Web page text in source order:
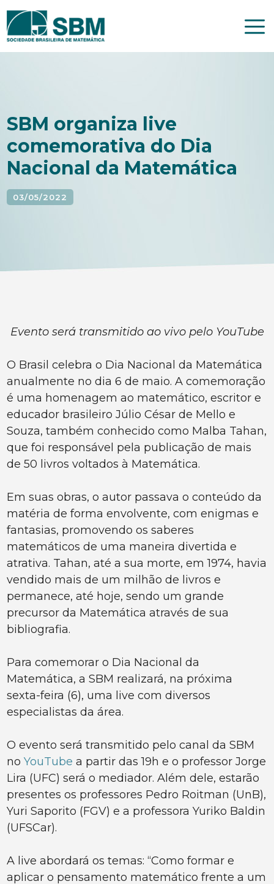
Pular
para
SBM organiza live
comemorativa do Dia
Nacional da Matemática
03/05/2022
Evento será transmitido ao vivo pelo YouTube
O Brasil celebra o Dia Nacional da Matemática
anualmente no dia 6 de maio. A comemoração
é uma homenagem ao matemático, escritor e
educador brasileiro Júlio César de Mello e
Souza, também conhecido como Malba Tahan,
que foi responsável pela publicação de mais
de 50 livros voltados à Matemática.
Em suas obras, o autor passava o conteúdo da
matéria de forma envolvente, com enigmas e
fantasias, promovendo os saberes
matemáticos de uma maneira divertida e
atrativa. Tahan, até a sua morte, em 1974, havia
vendido mais de um milhão de livros e
permanece, até hoje, sendo um grande
precursor da Matemática através de sua
bibliografia.
Para comemorar o Dia Nacional da
Matemática, a SBM realizará, na próxima
sexta-feira (6), uma live com diversos
especialistas da área.
O evento será transmitido pelo canal da SBM
noYouTube a partir das 19h e o professor Jorge
Lira (UFC) será o mediador. Além dele, estarão
presentes os professores Pedro Roitman (UnB),
Yuri Saporito (FGV) e a professora Yuriko Baldin
(UFSCar).
A live abordará os temas: “Como formar e
aplicar o pensamento matemático frente a um